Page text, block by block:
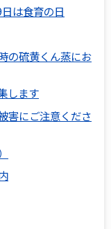
は食育の日
の硫黄くん蒸にお
します
害にご注意くださ